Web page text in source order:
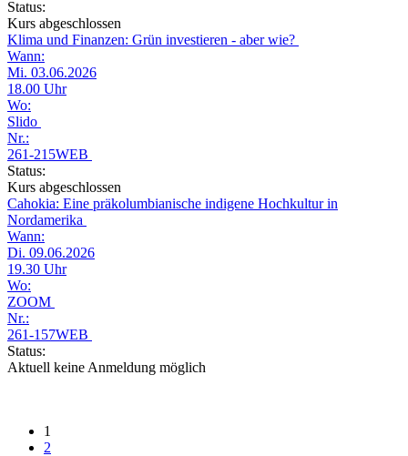
Status:
Kurs abgeschlossen
Klima und Finanzen: Grün investieren - aber wie?
Wann:
Mi. 03.06.2026
18.00 Uhr
Wo:
Slido
Nr.:
261-215WEB
Status:
Kurs abgeschlossen
Cahokia: Eine präkolumbianische indigene Hochkultur in
Nordamerika
Wann:
Di. 09.06.2026
19.30 Uhr
Wo:
ZOOM
Nr.:
261-157WEB
Status:
Aktuell keine Anmeldung möglich
1
2